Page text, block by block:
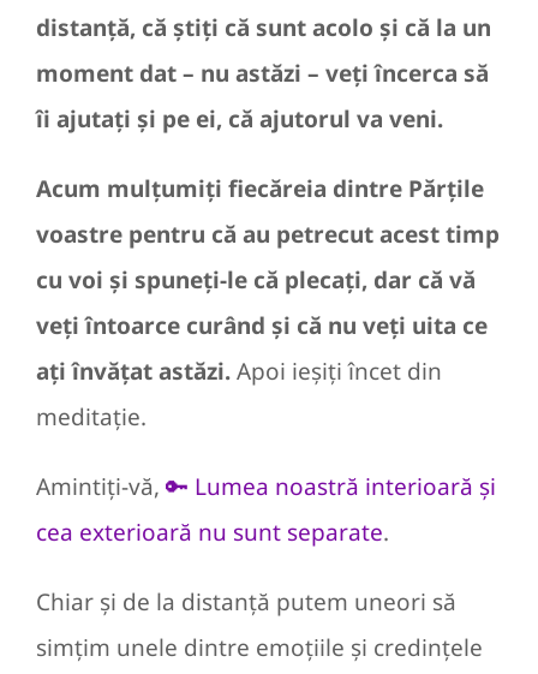
distanță, că știți că sunt acolo și că la un
moment dat – nu astăzi – veți încerca să
îi ajutați și pe ei, că ajutorul va veni.
Acum mulțumiți fiecăreia dintre Părțile
voastre pentru că au petrecut acest timp
cu voi și spuneți-le că plecați, dar că vă
veți întoarce curând și că nu veți uita ce
ați învățat astăzi.Apoi ieșiți încet din
meditație.
Amintiți-vă, 🔑 Lumea noastră interioară și
cea exterioară nu sunt separate.
Chiar și de la distanță putem uneori să
simțim unele dintre emoțiile și credințele